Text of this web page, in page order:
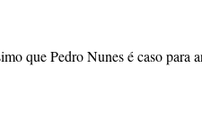
que Pedro Nunes é caso para